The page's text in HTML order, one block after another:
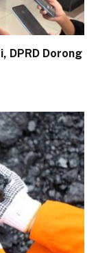
DPRD Dorong